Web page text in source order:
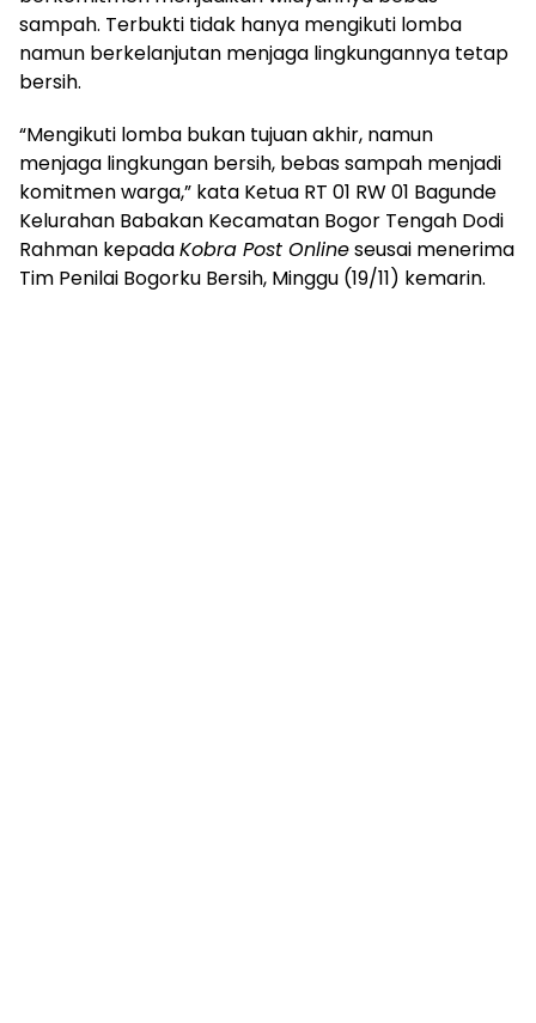
sampah. Terbukti tidak hanya mengikuti lomba
namun berkelanjutan menjaga lingkungannya tetap
bersih.
“Mengikuti lomba bukan tujuan akhir, namun
menjaga lingkungan bersih, bebas sampah menjadi
komitmen warga,” kata Ketua RT 01 RW 01 Bagunde
Kelurahan Babakan Kecamatan Bogor Tengah Dodi
Rahman kepadaKobra Post Onlineseusai menerima
Tim Penilai Bogorku Bersih, Minggu (19/11) kemarin.